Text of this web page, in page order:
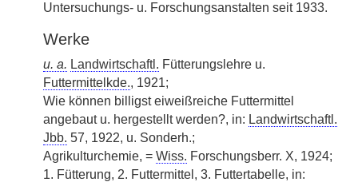
Untersuchungs- u. Forschungsanstalten seit 1933.
Werke
u. a. Landwirtschaftl. Fütterungslehre u.
Futtermittelkde., 1921;
Wie können billigst eiweißreiche Futtermittel
angebaut u. hergestellt werden?, in: Landwirtschaftl.
Jbb. 57, 1922, u. Sonderh.;
Agrikulturchemie, = Wiss. Forschungsberr. X, 1924;
1. Fütterung, 2. Futtermittel, 3. Futtertabelle, in: